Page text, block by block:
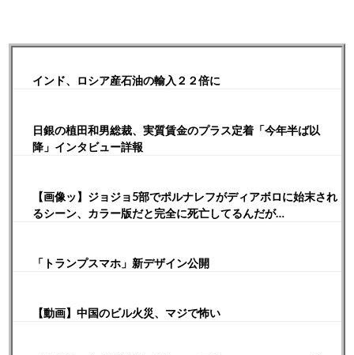
インド、ロシア産石油の輸入２２倍に
日銀の植田和男総裁、実質賃金のプラス定着「今年半ば以
降」インタビュー詳報
【画像ッ】ジョジョ5部でポルナレフがディアボロに始末され
るシーン、カラー版だと完全に死亡してるんだが…
「トランプスマホ」新デザイン公開
【動画】中国のビル火災、マジで怖い